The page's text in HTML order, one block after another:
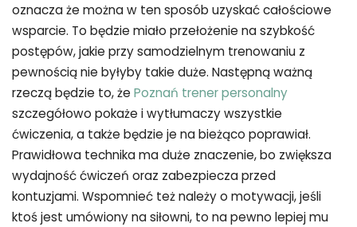
oznacza że można w ten sposób uzyskać całościowe
wsparcie. To będzie miało przełożenie na szybkość
postępów, jakie przy samodzielnym trenowaniu z
pewnością nie byłyby takie duże. Następną ważną
rzeczą będzie to, że Poznań trener personalny
szczegółowo pokaże i wytłumaczy wszystkie
ćwiczenia, a także będzie je na bieżąco poprawiał.
Prawidłowa technika ma duże znaczenie, bo zwiększa
wydajność ćwiczeń oraz zabezpiecza przed
kontuzjami. Wspomnieć też należy o motywacji, jeśli
ktoś jest umówiony na siłowni, to na pewno lepiej mu